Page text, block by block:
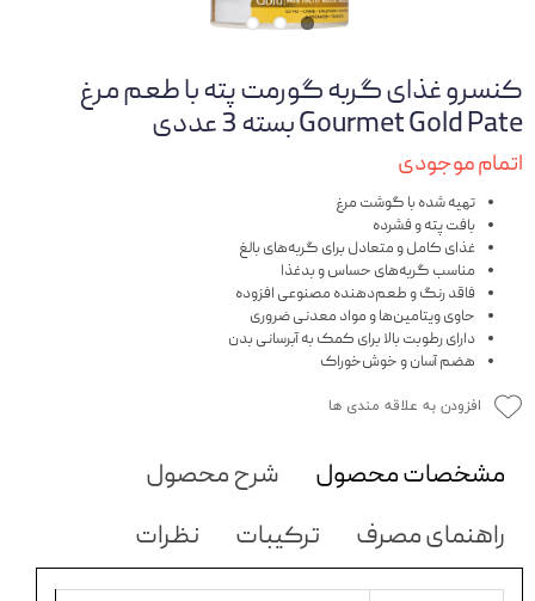
کنسرو غذای گربه گورمت پته با طعم مرغ
Gourmet Gold Pate بسته 3 عددی
اتمام موجودی
تهیه شده با گوشت مرغ
بافت پته و فشرده
غذای کامل و متعادل برای گربه‌های بالغ
مناسب گربه‌های حساس و بدغذا
فاقد رنگ و طعم‌دهنده مصنوعی افزوده
حاوی ویتامین‌ها و مواد معدنی ضروری
دارای رطوبت بالا برای کمک به آبرسانی بدن
هضم آسان و خوش‌خوراک
افزودن به علاقه مندی ها
مشخصات محصول
شرح محصول
راهنمای مصرف
ترکیبات نظرات